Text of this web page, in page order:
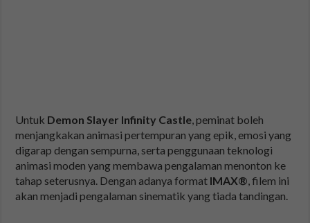
Untuk Demon Slayer Infinity Castle, peminat boleh
menjangkakan animasi pertempuran yang epik, emosi yang
digarap dengan sempurna, serta penggunaan teknologi
animasi moden yang membawa pengalaman menonton ke
tahap seterusnya. Dengan adanya format IMAX®, filem ini
akan menjadi pengalaman sinematik yang tiada tandingan.